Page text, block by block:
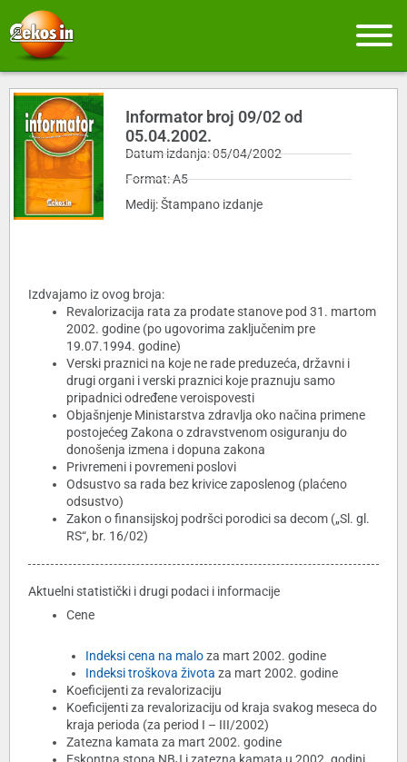
Informator broj 09/02 od
05.04.2002.
Datum izdanja: 05/04/2002
Format: A5
Medij: Štampano izdanje
Izdvajamo iz ovog broja:
Revalorizacija rata za prodate stanove pod 31. martom
2002. godine (po ugovorima zaključenim pre
19.07.1994. godine)
Verski praznici na koje ne rade preduzeća, državni i
drugi organi i verski praznici koje praznuju samo
pripadnici određene veroispovesti
Objašnjenje Ministarstva zdravlja oko načina primene
postojećeg Zakona o zdravstvenom osiguranju do
donošenja izmena i dopuna zakona
Privremeni i povremeni poslovi
Odsustvo sa rada bez krivice zaposlenog (plaćeno
odsustvo)
Zakon o finansijskoj podršci porodici sa decom („Sl. gl.
RS“, br. 16/02)
Aktuelni statistički i drugi podaci i informacije
Cene
Indeksi cena na maloza mart 2002. godine
Indeksi troškova života za mart 2002. godine
Koeficijenti za revalorizaciju
Koeficijenti za revalorizaciju od kraja svakog meseca do
kraja perioda (za period I – III/2002)
Zatezna kamata za mart 2002. godine